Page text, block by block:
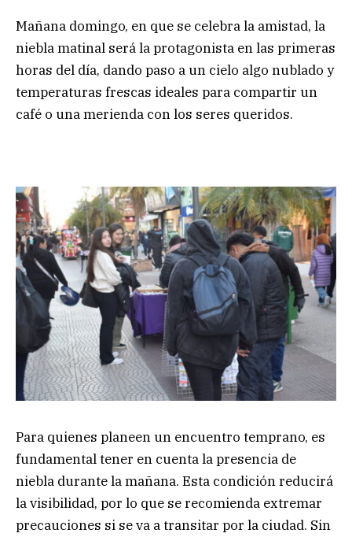
Mañana domingo, en que se celebra la amistad, la
niebla matinal será la protagonista en las primeras
horas del día, dando paso a un cielo algo nublado y
temperaturas frescas ideales para compartir un
café o una merienda con los seres queridos.
Para quienes planeen un encuentro temprano, es
fundamental tener en cuenta la presencia de
niebla durante la mañana. Esta condición reducirá
la visibilidad, por lo que se recomienda extremar
precauciones si se va a transitar por la ciudad. Sin